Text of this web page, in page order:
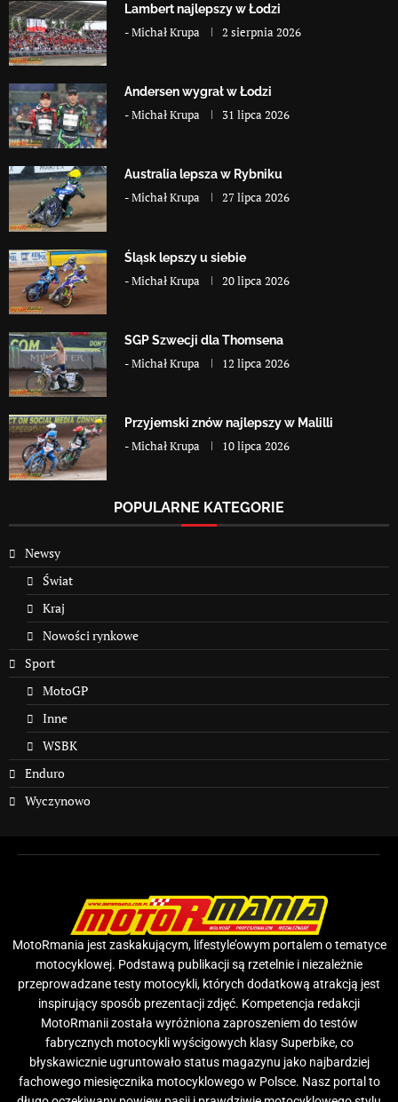
Lambert najlepszy w Łodzi
-Michał Krupa 2 sierpnia 2026
Andersen wygrał w Łodzi
-Michał Krupa 31 lipca 2026
Australia lepsza w Rybniku
-Michał Krupa 27 lipca 2026
Śląsk lepszy u siebie
-Michał Krupa 20 lipca 2026
SGP Szwecji dla Thomsena
-Michał Krupa 12 lipca 2026
Przyjemski znów najlepszy w Malilli
-Michał Krupa 10 lipca 2026
POPULARNE KATEGORIE
Newsy
Świat
Kraj
Nowości rynkowe
Sport
MotoGP
Inne
WSBK
Enduro
Wyczynowo
MotoRmania jest zaskakującym, lifestyle’owym portalem o tematyce
motocyklowej. Podstawą publikacji są rzetelnie i niezależnie
przeprowadzane testy motocykli, których dodatkową atrakcją jest
inspirujący sposób prezentacji zdjęć. Kompetencja redakcji
MotoRmanii została wyróżniona zaproszeniem do testów
fabrycznych motocykli wyścigowych klasy Superbike, co
błyskawicznie ugruntowało status magazynu jako najbardziej
fachowego miesięcznika motocyklowego w Polsce. Nasz portal to